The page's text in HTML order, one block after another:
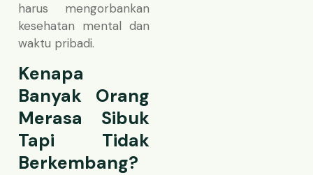
harus mengorbankan
kesehatan mental dan
waktu pribadi.
Kenapa
Banyak Orang
Merasa Sibuk
Tapi Tidak
Berkembang?